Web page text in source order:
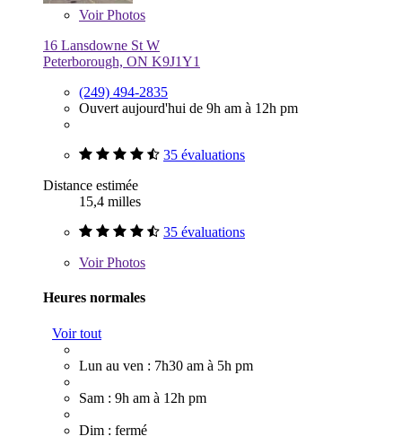
VoirPhotos
16 Lansdowne St W
Peterborough, ON K9J1Y1
(249) 494-2835
Ouvert aujourd'hui de 9h am à 12h pm
35 évaluations
Distance estimée
15,4 milles
35 évaluations
VoirPhotos
Heures normales
Voir tout
Lun au ven : 7h30 am à 5h pm
Sam : 9h am à 12h pm
Dim : fermé